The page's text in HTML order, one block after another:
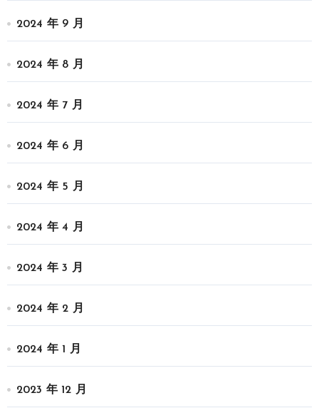
2024 年 9 月
2024 年 8 月
2024 年 7 月
2024 年 6 月
2024 年 5 月
2024 年 4 月
2024 年 3 月
2024 年 2 月
2024 年 1 月
2023 年 12 月